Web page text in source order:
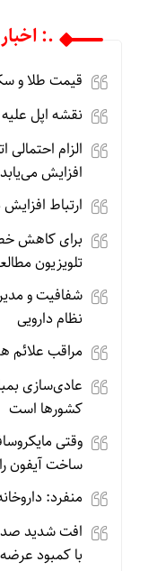
.:
قیمت طلا و سکه شنبه 17
نقشه اپل
الزام
افزایش
ارتباط
برای کاهش
تلویزیون
شفافیت و
نظام دارویی
مراقب علائم
عادی‌سازی
کشورها است
وقتی
ساخت آیفون
منفرد:
افت شدید
با کمبود